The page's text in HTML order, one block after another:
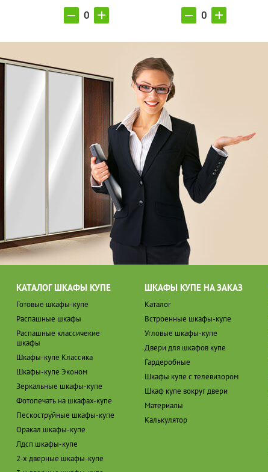
КАТАЛОГ ШКАФЫ КУПЕ
Готовые шкафы-купе
Распашные шкафы
Распашные классичекие
шкафы
Шкафы-купе Классика
Шкафы-купе Эконом
Зеркальные шкафы-купе
Фотопечать на шкафах-купе
Пескоструйные шкафы-купе
Оракал шкафы-купе
Лдсп шкафы-купе
2-х дверные шкафы-купе
ШКАФЫ КУПЕ НА ЗАКАЗ
Каталог
Встроенные шкафы-купе
Угловые шкафы-купе
Двери для шкафов купе
Гардеробные
Шкафы купе с телевизором
Шкаф купе вокруг двери
Материалы
Калькулятор